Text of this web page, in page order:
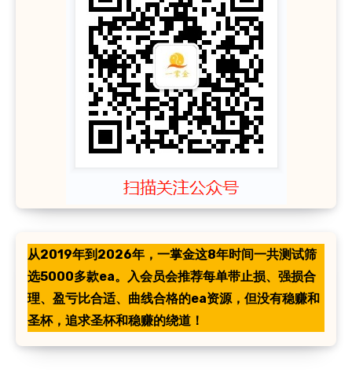
从2019年到2026年，一掌金这8年时间一共测试筛
选5000多款ea。入会员会推荐每单带止损、强损合
理、盈亏比合适、曲线合格的ea资源，但没有稳赚和
圣杯，追求圣杯和稳赚的绕道！